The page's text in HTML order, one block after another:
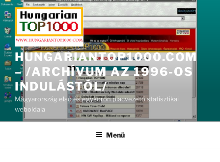
Tartalomhoz
HUNGARIANTOP1000.COM
– /ARCHÍVUM AZ 1996-OS
INDULÁSTÓL/
Magyarország első és egykoron piacvezető statisztikai
weboldala
Menü